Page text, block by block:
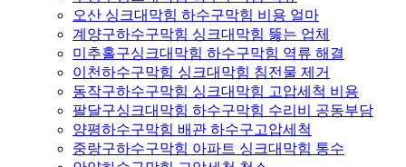
오산 싱크대막힘 하수구막힘 비용 얼마
계양구하수구막힘 싱크대막힘 뚫는 업체
미추홀구싱크대막힘 하수구막힘 역류 해결
이천하수구막힘 싱크대막힘 침전물 제거
동작구하수구막힘 싱크대막힘 고압세척 비용
팔달구싱크대막힘 하수구막힘 수리비 공동부담
양평하수구막힘 배관 하수구고압세척
중랑구하수구막힘 아파트 싱크대막힘 통수